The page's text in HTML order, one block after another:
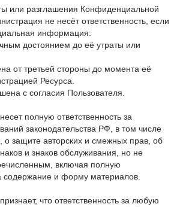
или разглашения Конфиденциальной
не несёт ответственность, если
информация:
достоянием до её утраты или
от третьей стороны до момента её
Ресурса.
с согласия Пользователя.
полную ответственность за
законодательства РФ, в том числе
о защите авторских и смежных прав, об
и знаков обслуживания, но не
включая полную
содержание и форму материалов.
что ответственность за любую